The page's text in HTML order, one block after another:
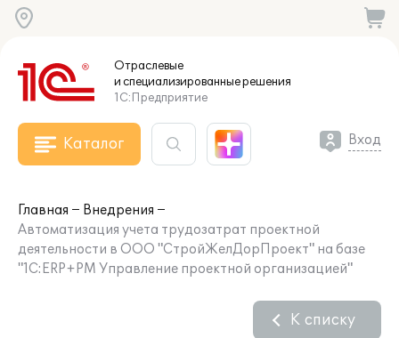
Отраслевые
и специализированныерешения
1С:Предприятие
Каталог Вход
Главная
Внедрения
Автоматизация учета трудозатрат проектной
деятельности в ООО "СтройЖелДорПроект" на базе
"1С:ERP+PM Управление проектной организацией"
К списку